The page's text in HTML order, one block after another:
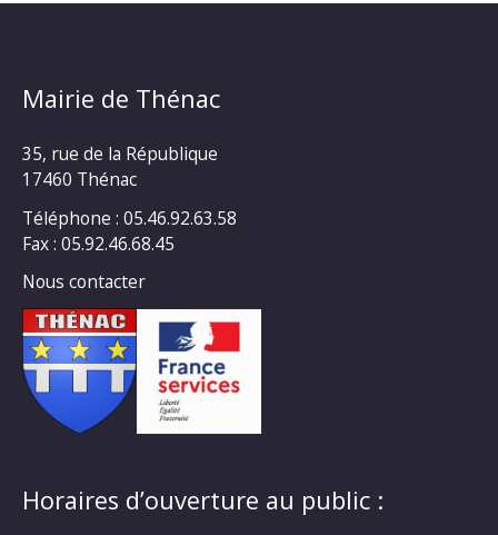
Mairie de Thénac
35, rue de la République
17460 Thénac
Téléphone : 05.46.92.63.58
Fax : 05.92.46.68.45
Nous contacter
Horaires d’ouverture au public :